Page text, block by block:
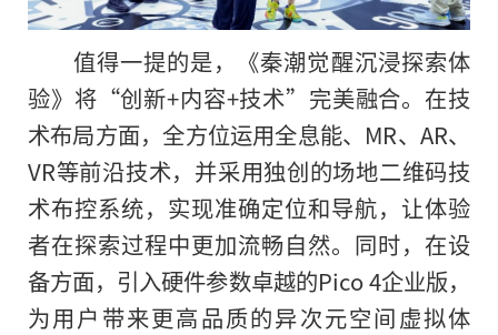
值得一提的是，
《秦潮觉醒沉浸探索体
验》将“创新+内容+技术”完美融合。在技
术布局方面，全方位运用全息能、MR、AR、
VR等前沿技术，并采用独创的场地二维码技
术布控系统，实现准确定位和导航，让体验
者在探索过程中更加流畅自然。同时，在设
备方面，引入硬件参数卓越的Pico 4企业版，
为用户带来更高品质的异次元空间虚拟体